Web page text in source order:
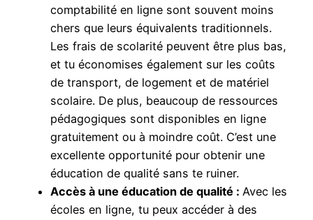
comptabilité en ligne sont souvent moins
chers que leurs équivalents traditionnels.
Les frais de scolarité peuvent être plus bas,
et tu économises également sur les coûts
de transport, de logement et de matériel
scolaire. De plus, beaucoup de ressources
pédagogiques sont disponibles en ligne
gratuitement ou à moindre coût. C’est une
excellente opportunité pour obtenir une
éducation de qualité sans te ruiner.
Accès à une éducation de qualité : Avec les
écoles en ligne, tu peux accéder à des